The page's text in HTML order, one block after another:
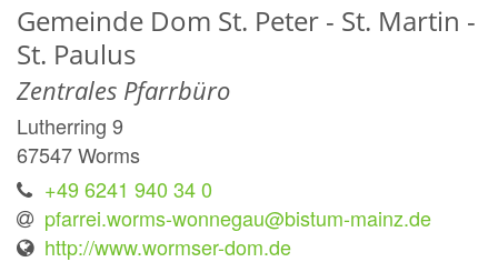
Gemeinde Dom St. Peter - St. Martin -
St. Paulus
Zentrales Pfarrbüro
Lutherring 9
67547Worms
+49 6241 940 34 0
pfarrei.worms-wonnegau@bistum-mainz.de
http://www.wormser-dom.de